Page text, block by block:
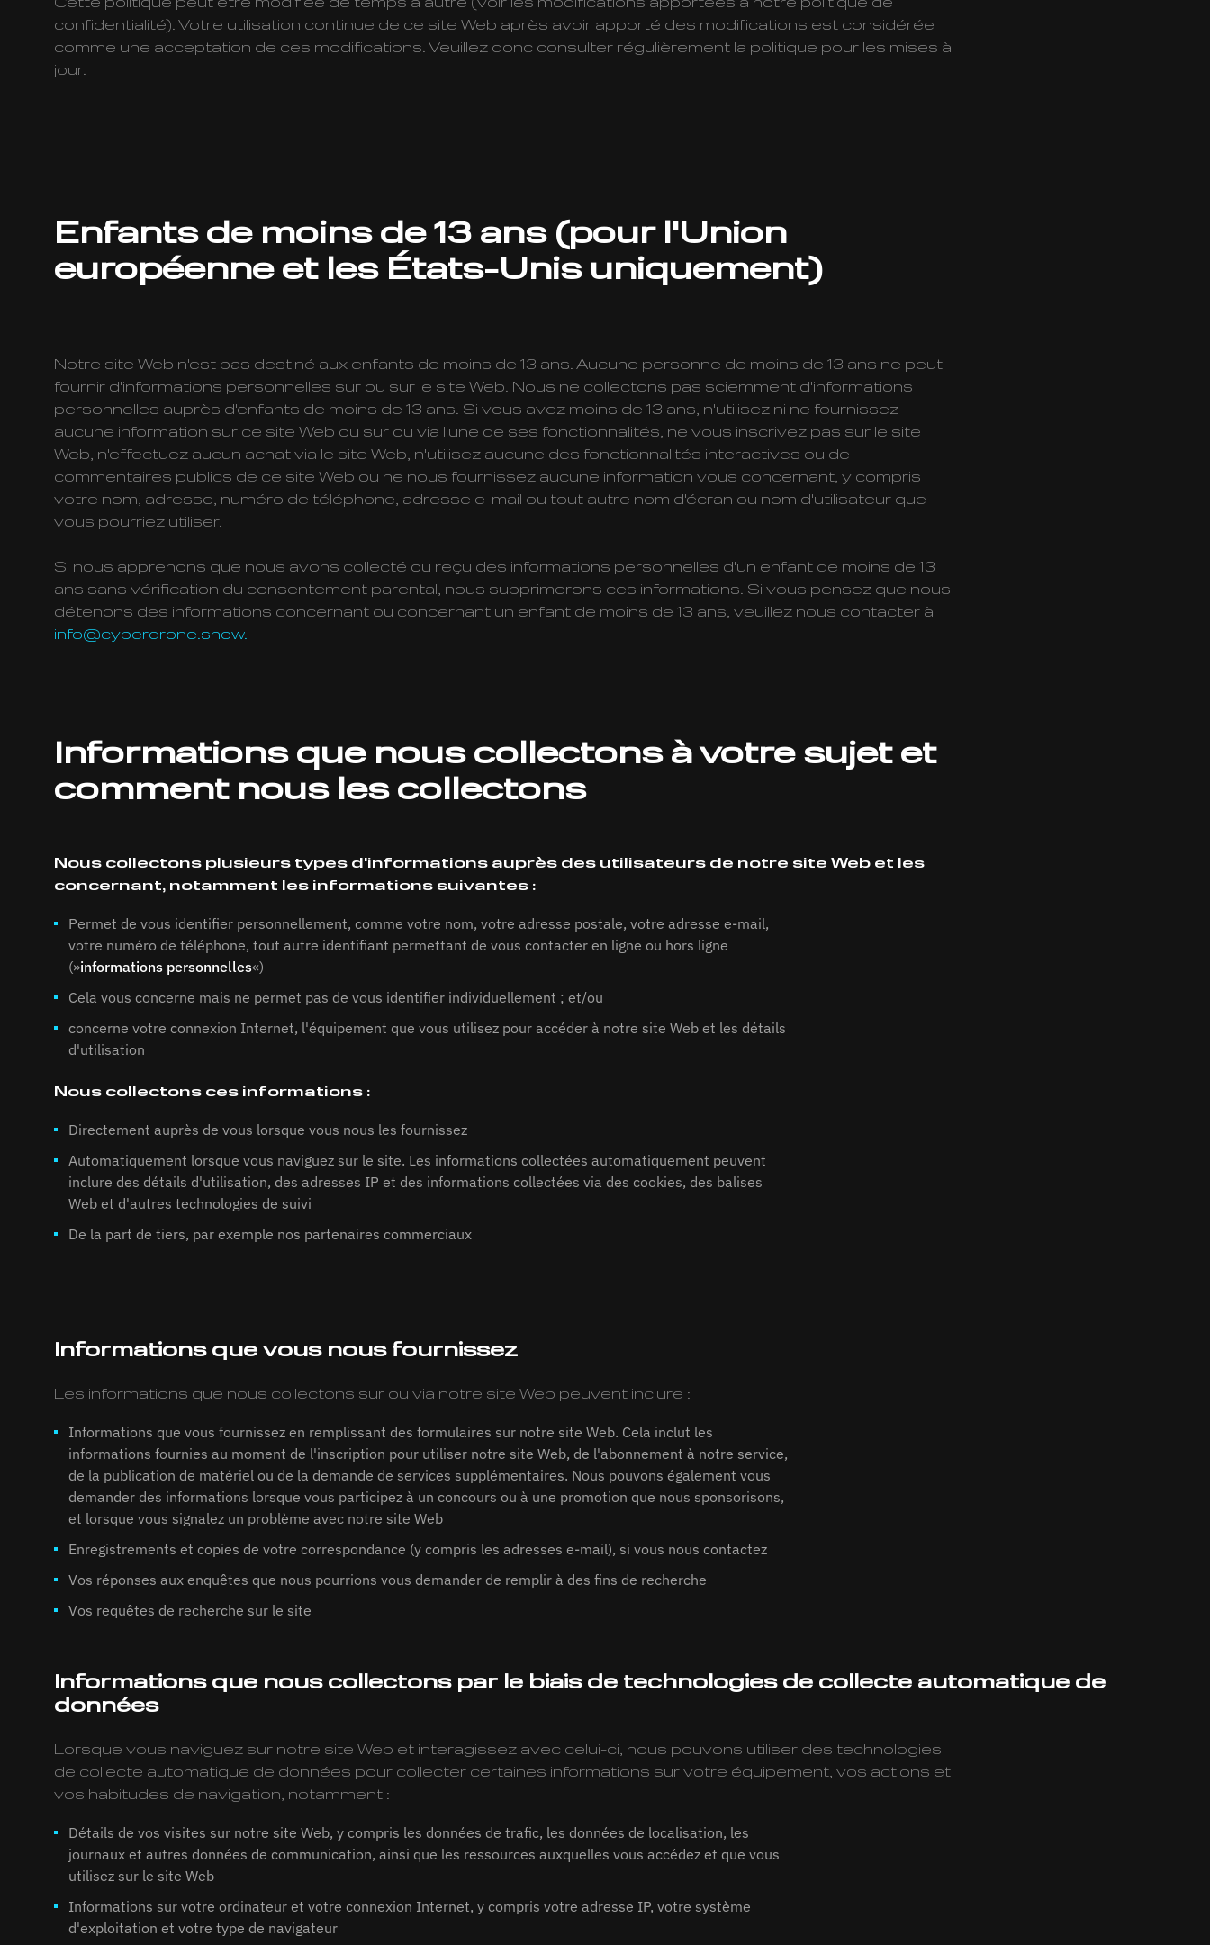
Cette politique peut être modifiée de temps à autre (voir les modifications apportées à notre politique de
confidentialité). Votre utilisation continue de ce site Web après avoir apporté des modifications est considérée
comme une acceptation de ces modifications. Veuillez donc consulter régulièrement la politique pour les mises à
jour.
Enfants de moins de 13 ans (pour l'Union
européenne et les États-Unis uniquement)
Notre site Web n'est pas destiné aux enfants de moins de 13 ans. Aucune personne de moins de 13 ans ne peut
fournir d'informations personnelles sur ou sur le site Web. Nous ne collectons pas sciemment d'informations
personnelles auprès d'enfants de moins de 13 ans. Si vous avez moins de 13 ans, n'utilisez ni ne fournissez
aucune information sur ce site Web ou sur ou via l'une de ses fonctionnalités, ne vous inscrivez pas sur le site
Web, n'effectuez aucun achat via le site Web, n'utilisez aucune des fonctionnalités interactives ou de
commentaires publics de ce site Web ou ne nous fournissez aucune information vous concernant, y compris
votre nom, adresse, numéro de téléphone, adresse e-mail ou tout autre nom d'écran ou nom d'utilisateur que
vous pourriez utiliser.
Si nous apprenons que nous avons collecté ou reçu des informations personnelles d'un enfant de moins de 13
ans sans vérification du consentement parental, nous supprimerons ces informations. Si vous pensez que nous
détenons des informations concernant ou concernant un enfant de moins de 13 ans, veuillez nous contacter à
info@cyberdrone.show.
Informations que nous collectons à votre sujet et
comment nous les collectons
Nous collectons plusieurs types d'informations auprès des utilisateurs de notre site Web et les
concernant, notamment les informations suivantes :
Permet de vous identifier personnellement, comme votre nom, votre adresse postale, votre adresse e-mail,
votre numéro de téléphone, tout autre identifiant permettant de vous contacter en ligne ou hors ligne
(»informations personnelles«)
Cela vous concerne mais ne permet pas de vous identifier individuellement ; et/ou
concerne votre connexion Internet, l'équipement que vous utilisez pour accéder à notre site Web et les détails
d'utilisation
Nous collectons ces informations :
Directement auprès de vous lorsque vous nous les fournissez
Automatiquement lorsque vous naviguez sur le site. Les informations collectées automatiquement peuvent
inclure des détails d'utilisation, des adresses IP et des informations collectées via des cookies, des balises
Web et d'autres technologies de suivi
De la part de tiers, par exemple nos partenaires commerciaux
Informations que vous nous fournissez
Les informations que nous collectons sur ou via notre site Web peuvent inclure :
Informations que vous fournissez en remplissant des formulaires sur notre site Web. Cela inclut les
informations fournies au moment de l'inscription pour utiliser notre site Web, de l'abonnement à notre service,
de la publication de matériel ou de la demande de services supplémentaires. Nous pouvons également vous
demander des informations lorsque vous participez à un concours ou à une promotion que nous sponsorisons,
et lorsque vous signalez un problème avec notre site Web
Enregistrements et copies de votre correspondance (y compris les adresses e-mail), si vous nous contactez
Vos réponses aux enquêtes que nous pourrions vous demander de remplir à des fins de recherche
Vos requêtes de recherche sur le site
Informations que nous collectons par le biais de technologies de collecte automatique de
données
Lorsque vous naviguez sur notre site Web et interagissez avec celui-ci, nous pouvons utiliser des technologies
de collecte automatique de données pour collecter certaines informations sur votre équipement, vos actions et
vos habitudes de navigation, notamment :
Détails de vos visites sur notre site Web, y compris les données de trafic, les données de localisation, les
journaux et autres données de communication, ainsi que les ressources auxquelles vous accédez et que vous
utilisez sur le site Web
Informations sur votre ordinateur et votre connexion Internet, y compris votre adresse IP, votre système
d'exploitation et votre type de navigateur